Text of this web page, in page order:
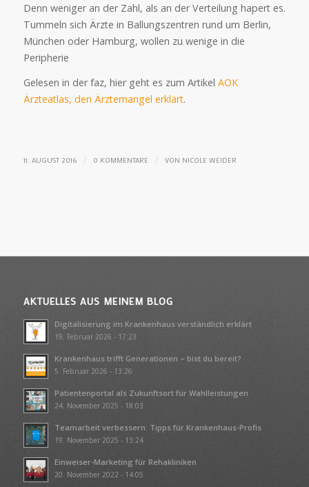
Denn weniger an der Zahl, als an der Verteilung hapert es.
Tummeln sich Ärzte in Ballungszentren rund um Berlin,
München oder Hamburg, wollen zu wenige in die
Peripherie
Gelesen in der faz, hier geht es zum Artikel AOK
Ärzteatlas, den Ärztemangel erklärt.
11. AUGUST 2016 / 0 KOMMENTARE / VON NICOLE WEIDER
AKTUELLES AUS MEINEM BLOG
Digitalisierung im Krankenhaus verständlich erklärt
19. Februar 2026 - 17:23
Krankenhaus trifft Generationen – bist du bereit?
5. Februar 2026 - 13:26
Patientenportal als Zukunftsort für Wahlleistungen
24. November 2025 - 18:03
Teamarbeit verbessern: Tipps für Krankenhaus-Profis
19. November 2025 - 13:24
Einweiser-Marketing für Rehakliniken
20. November 2022 - 14:05